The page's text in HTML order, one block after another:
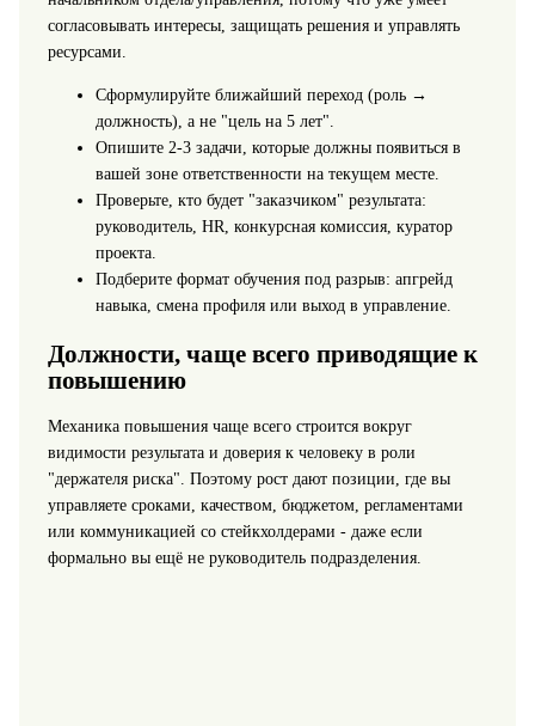
согласовывать интересы, защищать решения и управлять
ресурсами.
Сформулируйте ближайший переход (роль →
должность), а не "цель на 5 лет".
Опишите 2-3 задачи, которые должны появиться в
вашей зоне ответственности на текущем месте.
Проверьте, кто будет "заказчиком" результата:
руководитель, HR, конкурсная комиссия, куратор
проекта.
Подберите формат обучения под разрыв: апгрейд
навыка, смена профиля или выход в управление.
Должности, чаще всего приводящие к
повышению
Механика повышения чаще всего строится вокруг
видимости результата и доверия к человеку в роли
"держателя риска". Поэтому рост дают позиции, где вы
управляете сроками, качеством, бюджетом, регламентами
или коммуникацией со стейкхолдерами - даже если
формально вы ещё не руководитель подразделения.